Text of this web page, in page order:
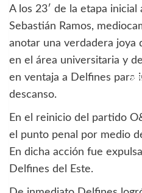
A los 23′ de la etapa
Sebastián Ramos,
anotar una verdadera joya
en el área universitaria y
en ventaja a Delfines para
descanso.
En el reinicio del partido
el punto penal por medio
En dicha acción fue
Delfines del Este.